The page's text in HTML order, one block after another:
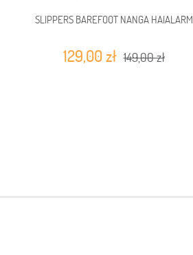
SLIPPERS BAREFOOT NANGA HAIALARM
129,00 zł 149,00 zł